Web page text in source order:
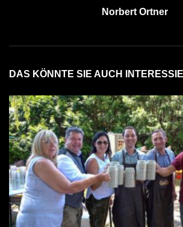
Norbert Ortner
DAS KÖNNTE SIE AUCH